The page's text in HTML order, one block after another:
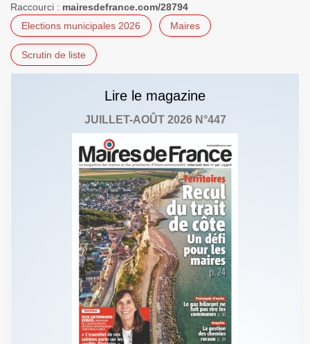
Raccourci : mairesdefrance.com/28794
Elections municipales 2026
Maires
Scrutin de liste
Lire le magazine
JUILLET-AOÛT 2026 N°447